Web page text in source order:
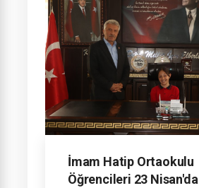
İmam Hatip Ortaokulu
Öğrencileri 23 Nisan'da